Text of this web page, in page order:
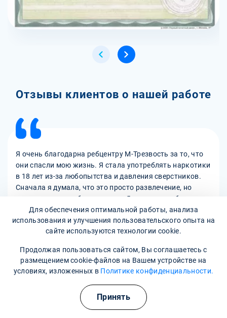
Отзывы клиентов о нашей работе
Я очень благодарна ребцентру М-Трезвость за то, что
они спасли мою жизнь. Я стала употреблять наркотики
в 18 лет из-за любопытства и давления сверстников.
Сначала я думала, что это просто развлечение, но
потом я не могла без них жить. Я потеряла работу,
друзей, семью, здоровье. Я попадала в больницу, в
тюрьму, в реанимацию. Я хотела умереть. Но моя мама
не сдалась и нашла этот центр. Она уговорила меня
согласилась. И это было лучшее решение в моей жизни.
Лечение в реабилитационном центре проходит
анонимно. Я избавилась от зависимости и научилась
жить по-новому. Я благодарю всех специалистов
центра за их профессионализм, доброту и терпение.
Они стали для меня как семья. Рекомендую этот центр
Анна Сергеевна, 25 лет
Пациент
Подробнее
Полезные курсы
Для обеспечения оптимальной работы, анализа
использования и улучшения пользовательского опыта на
сайте используются технологии cookie.
Продолжая пользоваться сайтом, Вы соглашаетесь с
размещением cookie-файлов на Вашем устройстве на
условиях, изложенных в Политике конфиденциальности.
Принять